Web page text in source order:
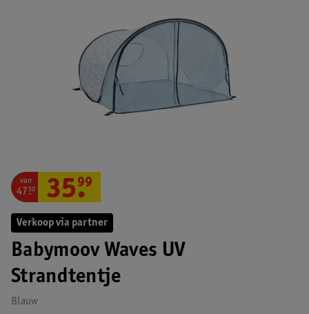
Verkoop via partner
Babymoov Waves UV
Strandtentje
Blauw
van
47.
50 35.
99